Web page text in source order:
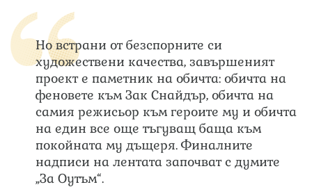
Но встрани от безспорните си
художествени качества, завършеният
проект е паметник на обичта: обичта на
феновете към Зак Снайдър, обичта на
самия режисьор към героите му и обичта
на един все още тъгуващ баща към
покойната му дъщеря. Финалните
надписи на лентата започват с думите
„За Оутъм“.